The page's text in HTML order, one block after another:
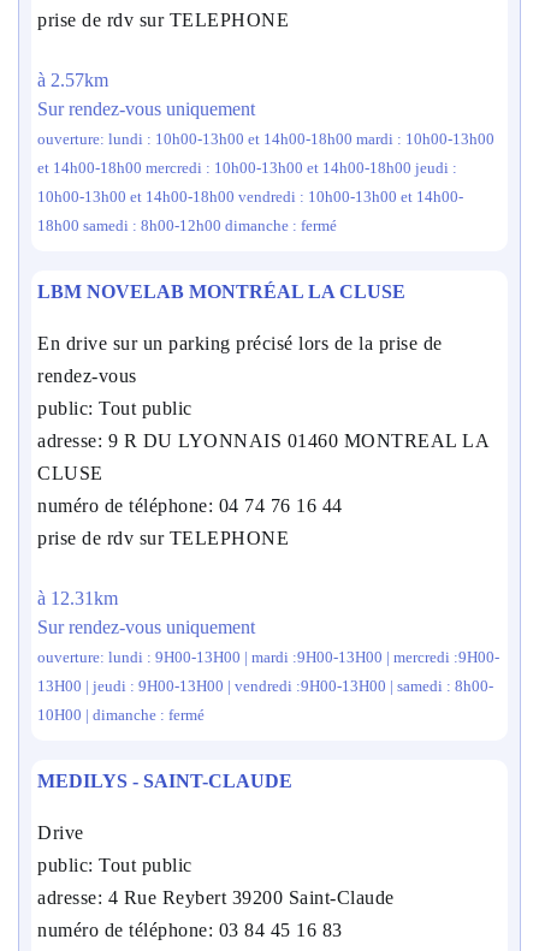
prise de rdv sur TELEPHONE
à 2.57km
Sur rendez-vous uniquement
ouverture: lundi : 10h00-13h00 et 14h00-18h00 mardi : 10h00-13h00
et 14h00-18h00 mercredi : 10h00-13h00 et 14h00-18h00 jeudi :
10h00-13h00 et 14h00-18h00 vendredi : 10h00-13h00 et 14h00-
18h00 samedi : 8h00-12h00 dimanche : fermé
LBM NOVELAB MONTRÉAL LA CLUSE
En drive sur un parking précisé lors de la prise de
rendez-vous
public: Tout public
adresse: 9 R DU LYONNAIS 01460 MONTREAL LA
CLUSE
numéro de téléphone: 04 74 76 16 44
prise de rdv sur TELEPHONE
à 12.31km
Sur rendez-vous uniquement
ouverture: lundi : 9H00-13H00 | mardi :9H00-13H00 | mercredi :9H00-
13H00 | jeudi : 9H00-13H00 | vendredi :9H00-13H00 | samedi : 8h00-
10H00 | dimanche : fermé
MEDILYS - SAINT-CLAUDE
Drive
public: Tout public
adresse: 4 Rue Reybert 39200 Saint-Claude
numéro de téléphone: 03 84 45 16 83